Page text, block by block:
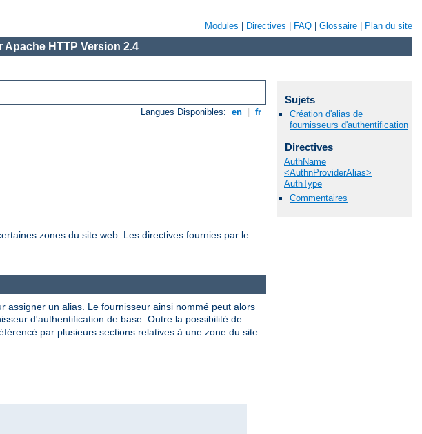
Modules Directives FAQ Glossaire Plan du site
Apache HTTP Version 2.4
Langues Disponibles: en fr
zones du site web. Les directives fournies par le
Sujets
Création d'alias de
fournisseurs d'authentification
Directives
AuthName
<AuthnProviderAlias>
AuthType
Commentaires
assigner un alias. Le fournisseur ainsi nommé peut alors
d'authentification de base. Outre la possibilité de
par plusieurs sections relatives à une zone du site